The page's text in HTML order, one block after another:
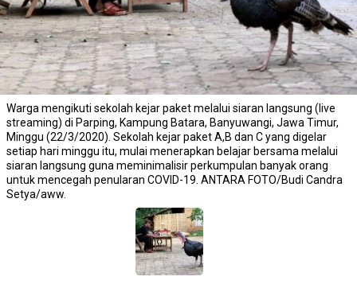
Warga mengikuti sekolah kejar paket melalui siaran langsung (live
streaming) di Parping, Kampung Batara, Banyuwangi, Jawa Timur,
Minggu (22/3/2020). Sekolah kejar paket A,B dan C yang digelar
setiap hari minggu itu, mulai menerapkan belajar bersama melalui
siaran langsung guna meminimalisir perkumpulan banyak orang
untuk mencegah penularan COVID-19. ANTARA FOTO/Budi Candra
Setya/aww.